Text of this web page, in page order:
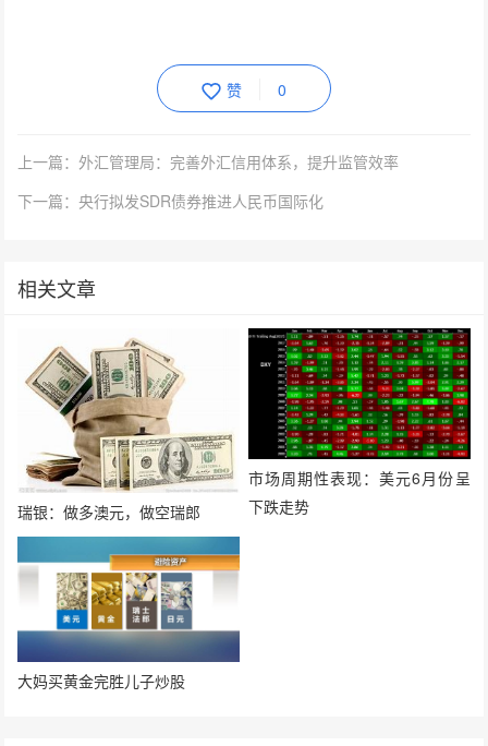
赞 0
上一篇：外汇管理局：完善外汇信用体系，提升监管效率
下一篇：央行拟发SDR债券推进人民币国际化
相关文章
瑞银：做多澳元，做空瑞郎
市场周期性表现：美元6月份呈
下跌走势
大妈买黄金完胜儿子炒股